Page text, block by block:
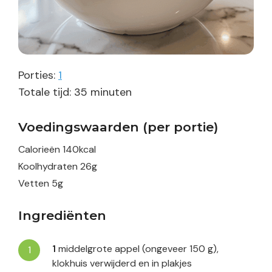
Porties: 1
Totale tijd: 35 minuten
minuten
Voedingswaarden (per portie)
Calorieën 140kcal
Koolhydraten 26g
Vetten 5g
Ingrediënten
1 middelgrote appel (ongeveer 150 g),
klokhuis verwijderd en in plakjes